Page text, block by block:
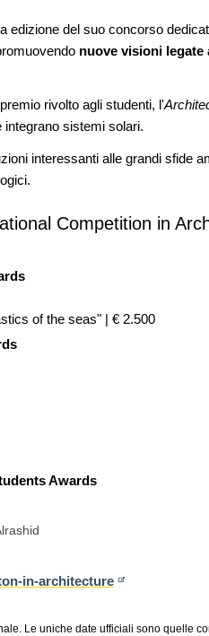
edizione del suo concorso
nuove visioni
rivolto agli studenti, l'
integrano sistemi solari.
interessanti alle grandi sfide
Competition in
of the seas" | € 2.500
Awards
in-architecture
Le uniche date ufficiali sono quelle
07
Unesco: dieci
List
di
09
NOTIZIE